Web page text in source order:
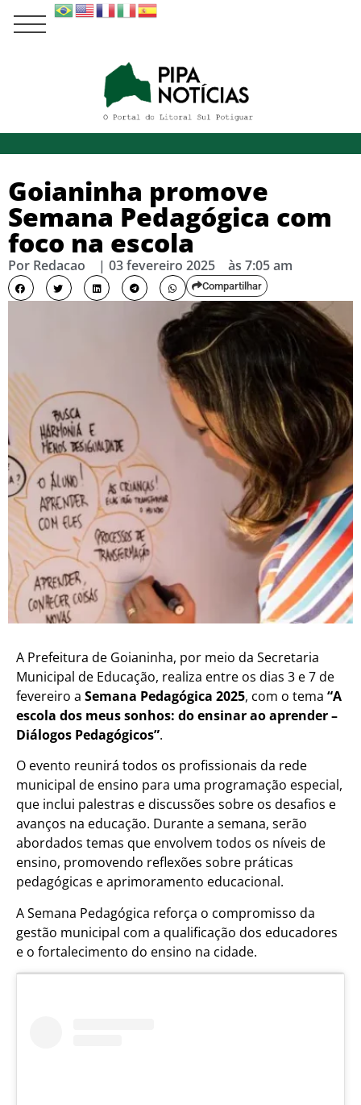
Goianinha promove
Semana Pedagógica com
foco na escola
Por Redacao | 03 fevereiro 2025 às 7:05 am
Compartilhar
A Prefeitura de Goianinha, por meio da Secretaria
Municipal de Educação, realiza entre os dias 3 e 7 de
fevereiro a Semana Pedagógica 2025, com o tema “A
escola dos meus sonhos: do ensinar ao aprender –
Diálogos Pedagógicos”.
O evento reunirá todos os profissionais da rede
municipal de ensino para uma programação especial,
que inclui palestras e discussões sobre os desafios e
avanços na educação. Durante a semana, serão
abordados temas que envolvem todos os níveis de
ensino, promovendo reflexões sobre práticas
pedagógicas e aprimoramento educacional.
A Semana Pedagógica reforça o compromisso da
gestão municipal com a qualificação dos educadores
e o fortalecimento do ensino na cidade.